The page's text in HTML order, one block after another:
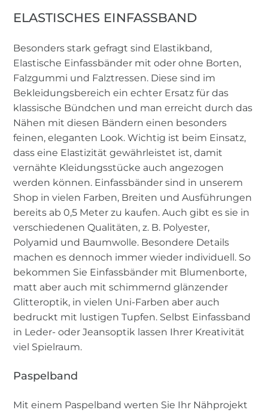
ELASTISCHES EINFASSBAND
Besonders stark gefragt sind Elastikband,
Elastische Einfassbänder mit oder ohne Borten,
Falzgummi und Falztressen. Diese sind im
Bekleidungsbereich ein echter Ersatz für das
klassische Bündchen und man erreicht durch das
Nähen mit diesen Bändern einen besonders
feinen, eleganten Look. Wichtig ist beim Einsatz,
dass eine Elastizität gewährleistet ist, damit
vernähte Kleidungsstücke auch angezogen
werden können. Einfassbänder sind in unserem
Shop in vielen Farben, Breiten und Ausführungen
bereits ab 0,5 Meter zu kaufen. Auch gibt es sie in
verschiedenen Qualitäten, z. B. Polyester,
Polyamid und Baumwolle. Besondere Details
machen es dennoch immer wieder individuell. So
bekommen Sie Einfassbänder mit Blumenborte,
matt aber auch mit schimmernd glänzender
Glitteroptik, in vielen Uni-Farben aber auch
bedruckt mit lustigen Tupfen. Selbst Einfassband
in Leder- oder Jeansoptik lassen Ihrer Kreativität
viel Spielraum.
Paspelband
Mit einem Paspelband werten Sie Ihr Nähprojekt